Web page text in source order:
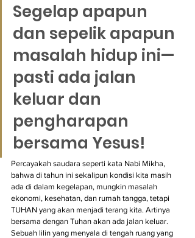
Segelap apapun
dan sepelik apapun
masalah hidup ini—
pasti ada jalan
keluar dan
pengharapan
bersama Yesus!
Percayakah saudara seperti kata Nabi Mikha,
bahwa di tahun ini sekalipun kondisi kita masih
ada di dalam kegelapan, mungkin masalah
ekonomi, kesehatan, dan rumah tangga, tetapi
TUHAN yang akan menjadi terang kita. Artinya
bersama dengan Tuhan akan ada jalan keluar.
Sebuah lilin yang menyala di tengah ruang yang